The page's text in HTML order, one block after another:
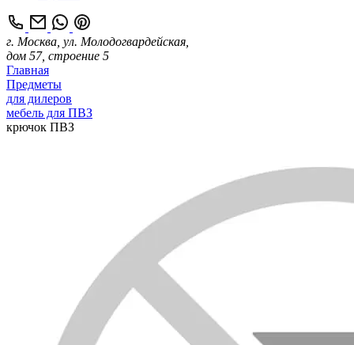
г. Москва, ул. Молодогвардейская,
дом 57, строение 5
Главная
Предметы
для дилеров
мебель для ПВЗ
крючок ПВЗ